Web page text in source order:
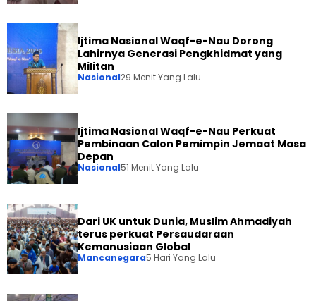
Ijtima Nasional Waqf-e-Nau Dorong
Lahirnya Generasi Pengkhidmat yang
Militan
Nasional29 Menit Yang Lalu
Ijtima Nasional Waqf-e-Nau Perkuat
Pembinaan Calon Pemimpin Jemaat Masa
Depan
Nasional51 Menit Yang Lalu
Dari UK untuk Dunia, Muslim Ahmadiyah
terus perkuat Persaudaraan
Kemanusiaan Global
Mancanegara5 Hari Yang Lalu